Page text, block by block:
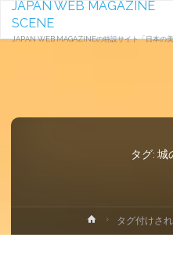
JAPAN WEB MAGAZINE
SCENE
JAPAN WEB MAGAZINEの特設サイト「日本の
タグ: 城
ホ
ー
タグ付けさ